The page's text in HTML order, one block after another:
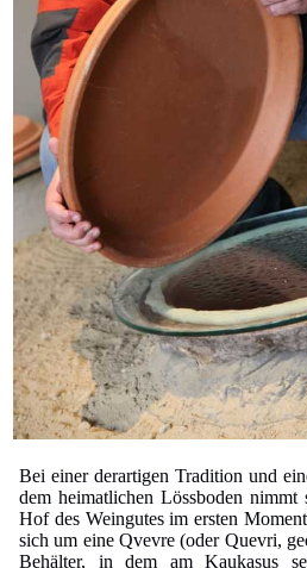
Bei einer derartigen Tradition und
dem heimatlichen Lössboden
Hof des Weingutes im ersten
sich um eine Qvevre (oder Quevri,
Behälter, in dem am Kaukasus